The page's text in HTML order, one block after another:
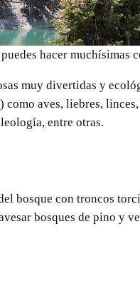
hacer muchísimas
muy divertidas y
aves, liebres,
entre otras.
bosque con troncos
bosques de pino y